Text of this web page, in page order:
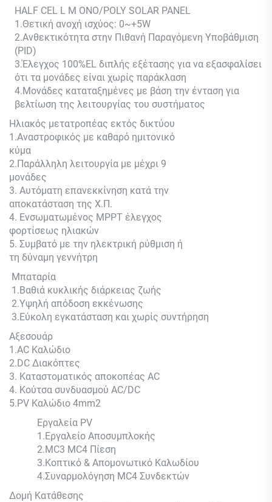
HALF CEL L M ONO/POLY SOLAR PANEL
1.Θετική ανοχή ισχύος: 0~+5W
2.Ανθεκτικότητα στην Πιθανή Παραγόμενη Υποβάθμιση
(PID)
3.Έλεγχος 100%EL διπλής εξέτασης για να εξασφαλίσει
ότι τα μονάδες είναι χωρίς παράκλαση
4.Μονάδες καταταξημένες με βάση την ένταση για
βελτίωση της λειτουργίας του συστήματος
Ηλιακός μετατροπέας εκτός δικτύου
1.Αναστροφικός με καθαρό ημιτονικό
κύμα
2.Παράλληλη λειτουργία με μέχρι 9
μονάδες
3. Αυτόματη επανεκκίνηση κατά την
αποκατάσταση της Χ.Π.
4. Ενσωματωμένος MPPT έλεγχος
φορτίσεως ηλιακών
5. Συμβατό με την ηλεκτρική ρύθμιση ή
τη δύναμη γεννήτρη
Μπαταρία
1.Βαθιά κυκλικής διάρκειας ζωής
2.Υψηλή απόδοση εκκένωσης
3.Εύκολη εγκατάσταση και χωρίς συντήρηση
Αξεσουάρ
1.AC Καλώδιο
2.DC Διακόπτες
3. Καταστοματικός αποκοπέας AC
4. Κούτσα συνδυασμού AC/DC
5.PV Καλώδιο 4mm2
Εργαλεία PV
1.Εργαλείο Αποσυμπλοκής
2.MC3 MC4 Πίεση
3.Κοπτικό & Απομονωτικό Καλωδίου
4.Συναρμολόγηση MC4 Συνδεκτών
Δομή Κατάθεσης